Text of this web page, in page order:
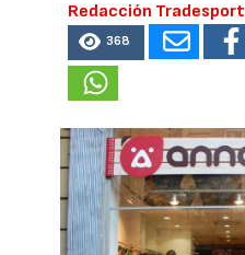
Redacción Tradesport
368